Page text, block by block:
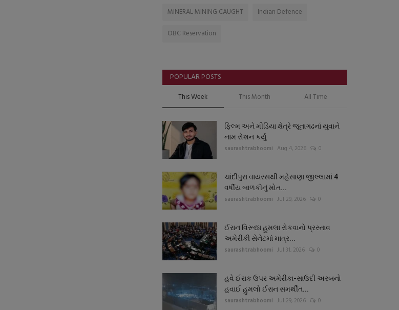
MINERAL MINING CAUGHT
Indian Defence
OBC Reservation
POPULAR POSTS
This Week This Month All Time
ફિલ્મ અને મીડિયા ક્ષેત્રે જૂનાગઢનાં યુવાને
નામ રોશન કર્યું
saurashtrabhoomi Aug 4, 2026 0
ચાંદીપુરા વાયરસથી મહેસાણા જીલ્લામાં 4
વર્ષીય બાળકીનું મોત...
saurashtrabhoomi Jul 29, 2026 0
ઈરાન વિરૂધ્ધ હુમલા રોકવાનો પ્રસ્તાવ
અમેરીકી સેનેટમાં માત્ર...
saurashtrabhoomi Jul 31, 2026 0
હવે ઈરાક ઉપર અમેરીકા-સાઉદી અરબનો
હવાઈ હુમલો ઈરાન સમર્થીત...
saurashtrabhoomi Jul 29, 2026 0